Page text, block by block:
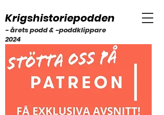
Krigshistoriepodden
- årets podd & -poddklippare
2024